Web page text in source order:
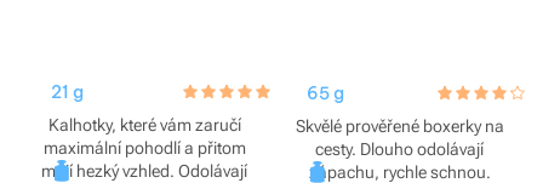
21 g hodnoceni_zakazniku
5.0 / 5
Kalhotky, které vám zaručí
maximální pohodlí a přitom
mají hezký vzhled. Odolávají
65 g
4.2 / 5
Skvělé prověřené boxerky na
cesty. Dlouho odolávají
zápachu, rychle schnou.